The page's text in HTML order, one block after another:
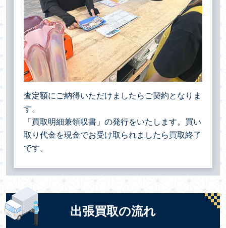
査定額にご納得いただけましたらご契約となりま
す。
「買取明細兼領収書」の発行をいたします。買い
取り代金を現金でお受け取られましたら買取終了
です。
出張買取の流れ